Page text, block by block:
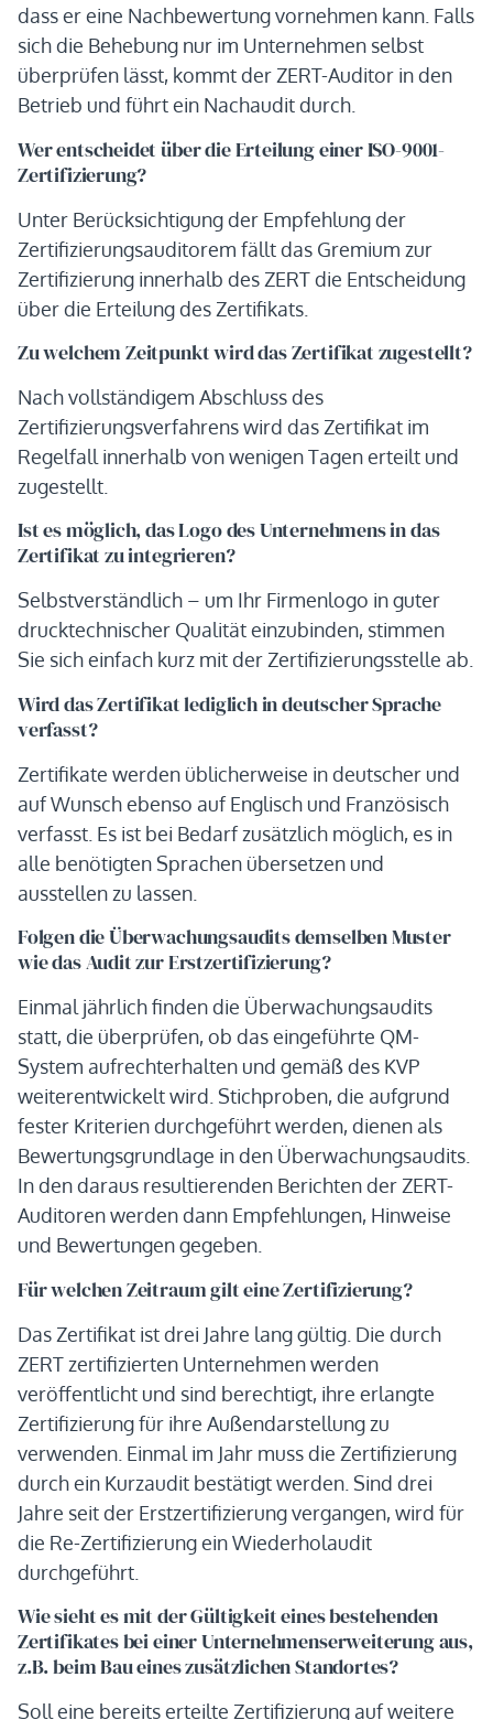
dass er eine Nachbewertung vornehmen kann. Falls
sich die Behebung nur im Unternehmen selbst
überprüfen lässt, kommt der ZERT-Auditor in den
Betrieb und führt ein Nachaudit durch.
Wer entscheidet über die Erteilung einer ISO-9001-
Zertifizierung?
Unter Berücksichtigung der Empfehlung der
Zertifizierungsauditorem fällt das Gremium zur
Zertifizierung innerhalb des ZERT die Entscheidung
über die Erteilung des Zertifikats.
Zu welchem Zeitpunkt wird das Zertifikat zugestellt?
Nach vollständigem Abschluss des
Zertifizierungsverfahrens wird das Zertifikat im
Regelfall innerhalb von wenigen Tagen erteilt und
zugestellt.
Ist es möglich, das Logo des Unternehmens in das
Zertifikat zu integrieren?
Selbstverständlich – um Ihr Firmenlogo in guter
drucktechnischer Qualität einzubinden, stimmen
Sie sich einfach kurz mit der Zertifizierungsstelle ab.
Wird das Zertifikat lediglich in deutscher Sprache
verfasst?
Zertifikate werden üblicherweise in deutscher und
auf Wunsch ebenso auf Englisch und Französisch
verfasst. Es ist bei Bedarf zusätzlich möglich, es in
alle benötigten Sprachen übersetzen und
ausstellen zu lassen.
Folgen die Überwachungsaudits demselben Muster
wie das Audit zur Erstzertifizierung?
Einmal jährlich finden die Überwachungsaudits
statt, die überprüfen, ob das eingeführte QM-
System aufrechterhalten und gemäß des KVP
weiterentwickelt wird. Stichproben, die aufgrund
fester Kriterien durchgeführt werden, dienen als
Bewertungsgrundlage in den Überwachungsaudits.
In den daraus resultierenden Berichten der ZERT-
Auditoren werden dann Empfehlungen, Hinweise
und Bewertungen gegeben.
Für welchen Zeitraum gilt eine Zertifizierung?
Das Zertifikat ist drei Jahre lang gültig. Die durch
ZERT zertifizierten Unternehmen werden
veröffentlicht und sind berechtigt, ihre erlangte
Zertifizierung für ihre Außendarstellung zu
verwenden. Einmal im Jahr muss die Zertifizierung
durch ein Kurzaudit bestätigt werden. Sind drei
Jahre seit der Erstzertifizierung vergangen, wird für
die Re-Zertifizierung ein Wiederholaudit
durchgeführt.
Wie sieht es mit der Gültigkeit eines bestehenden
Zertifikates bei einer Unternehmenserweiterung aus,
z.B. beim Bau eines zusätzlichen Standortes?
Soll eine bereits erteilte Zertifizierung auf weitere